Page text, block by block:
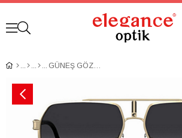
GÜNEŞ GÖZLÜĞÜ CARRERA 1055/S 2058962M2629O